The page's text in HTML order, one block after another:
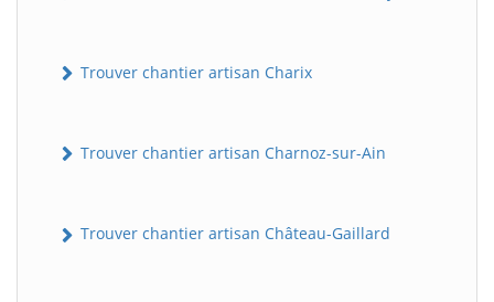
Trouver chantier artisan Charix
Trouver chantier artisan Charnoz-sur-Ain
Trouver chantier artisan Château-Gaillard